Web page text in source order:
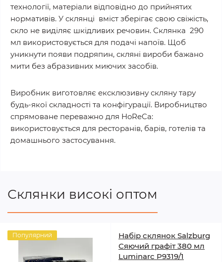
технології, матеріали відповідно до прийнятих
нормативів. У склянці вміст зберігає свою свіжість,
скло не виділяє шкідливих речовин. Склянка 290
мл використовується для подачі напоїв. Щоб
уникнути появи подряпин, скляні вироби бажано
мити без абразивних миючих засобів.
Виробник виготовляє ексклюзивну скляну тару
будь-якої складності та конфігурації. Виробництво
спрямоване переважно для HoReCa:
використовується для ресторанів, барів, готелів та
домашнього застосування.
Склянки високі оптом
Популярний
Набір склянок Salzburg
Сяючий графіт 380 мл
Luminarc P9319/1